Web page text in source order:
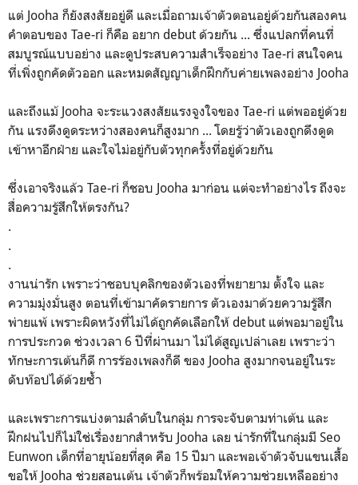
แต่ Jooha ก็ยังสงสัยอยู่ดี และเมื่อถามเจ้าตัวตอนอยู่ด้วยกันสองคน
คำตอบของ Tae-ri ก็คือ อยาก debut ด้วยกัน ... ซึ่งแปลกที่คนที่
สมบูรณ์แบบอย่าง และดูประสบความสำเร็จอย่าง Tae-ri สนใจคน
ที่เพิ่งถูกคัดตัวออก และหมดสัญญาเด็กฝึกกับค่ายเพลงอย่าง Jooha
และถึงแม้ Jooha จะระแวงสงสัยแรงจูงใจของ Tae-ri แต่พออยู่ด้วย
กัน แรงดึงดูดระหว่างสองคนก็สูงมาก ... โดยรู้ว่าตัวเองถูกดึงดูด
เข้าหาอีกฝ่าย และใจไม่อยู่กับตัวทุกครั้งที่อยู่ด้วยกัน
ซึ่งเอาจริงแล้ว Tae-ri ก็ชอบ Jooha มาก่อน แต่จะทำอย่างไร ถึงจะ
สื่อความรู้สึกให้ตรงกัน?
.
.
.
งานน่ารัก เพราะว่าชอบบุคลิกของตัวเองที่พยายาม ตั้งใจ และ
ความมุ่งมั่นสูง ตอนที่เข้ามาคัดรายการ ตัวเองมาด้วยความรู้สึก
พ่ายแพ้ เพราะผิดหวังที่ไม่ได้ถูกคัดเลือกให้ debut แต่พอมาอยู่ใน
การประกวด ช่วงเวลา 6 ปีที่ผ่านมา ไม่ได้สูญเปล่าเลย เพราะว่า
ทักษะการเต้นก็ดี การร้องเพลงก็ดี ของ Jooha สูงมากจนอยู่ในระ
ดับท๊อปได้ด้วยซ้ำ
และเพราะการแบ่งตามลำดับในกลุ่ม การจะจับตามท่าเต้น และ
ฝึกฝนไปก็ไม่ใช่เรื่องยากสำหรับ Jooha เลย น่ารักที่ในกลุ่มมี Seo
Eunwon เด็กที่อายุน้อยที่สุด คือ 15 ปีมา และพอเจ้าตัวจับแขนเสื้อ
ขอให้ Jooha ช่วยสอนเต้น เจ้าตัวก็พร้อมให้ความช่วยเหลืออย่าง